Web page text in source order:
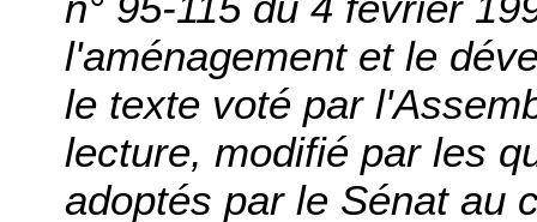
l'aménagement et le
le texte voté par
lecture, modifié par les
adoptés par le Sénat au